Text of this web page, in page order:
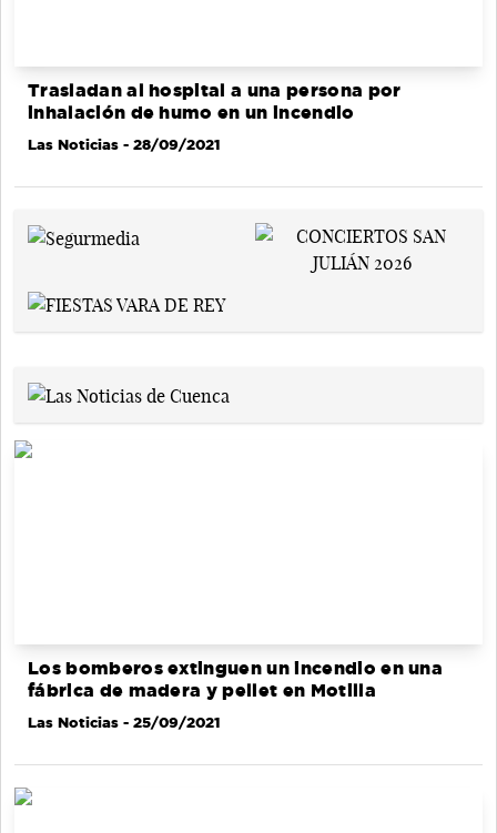
Trasladan al hospital a una persona por
inhalación de humo en un incendio
Las Noticias - 28/09/2021
Los bomberos extinguen un incendio en una
fábrica de madera y pellet en Motilla
Las Noticias - 25/09/2021